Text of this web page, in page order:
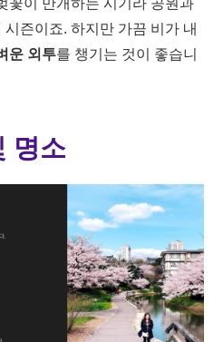
꽃이 만개하는 시기라 공원과
즌이죠. 하지만 가끔 비가 내
운 외투를 챙기는 것이 좋습니
명소